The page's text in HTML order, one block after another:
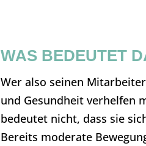
WAS BEDEUTET
Wer also seinen
und Gesundheit verhelfen
bedeutet nicht, dass sie
Bereits moderate